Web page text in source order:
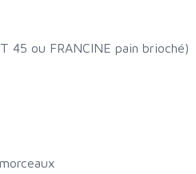
45 ou FRANCINE pain brioché)